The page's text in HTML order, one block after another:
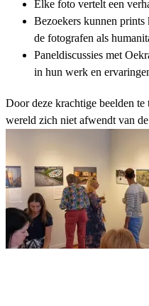
Elke foto vertelt een
Bezoekers kunnen
de fotografen als
Paneldiscussies met
in hun werk en
Door deze krachtige beelden
wereld zich niet afwendt van